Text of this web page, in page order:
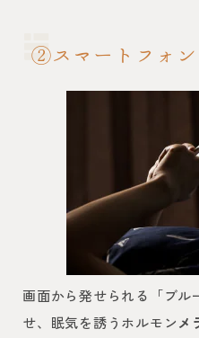
②スマートフォン
画面から発せられる「ブル
せ、眠気を誘うホルモンメ